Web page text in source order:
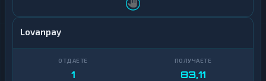
Lovanpay
1 83,11